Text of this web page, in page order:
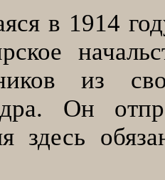
в 1914
из
Он
здесь